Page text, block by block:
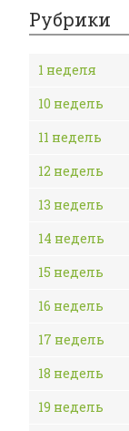
Рубрики
1 неделя
10 недель
11 недель
12 недель
13 недель
14 недель
15 недель
16 недель
17 недель
18 недель
19 недель